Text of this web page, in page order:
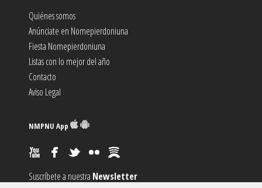
Quiénes somos
Anúnciate en Nomepierdoniuna
Fiesta Nomepierdoniuna
Listas con lo mejor del año
Contacto
Aviso Legal
NMPNU App
Suscríbete a nuestra Newsletter